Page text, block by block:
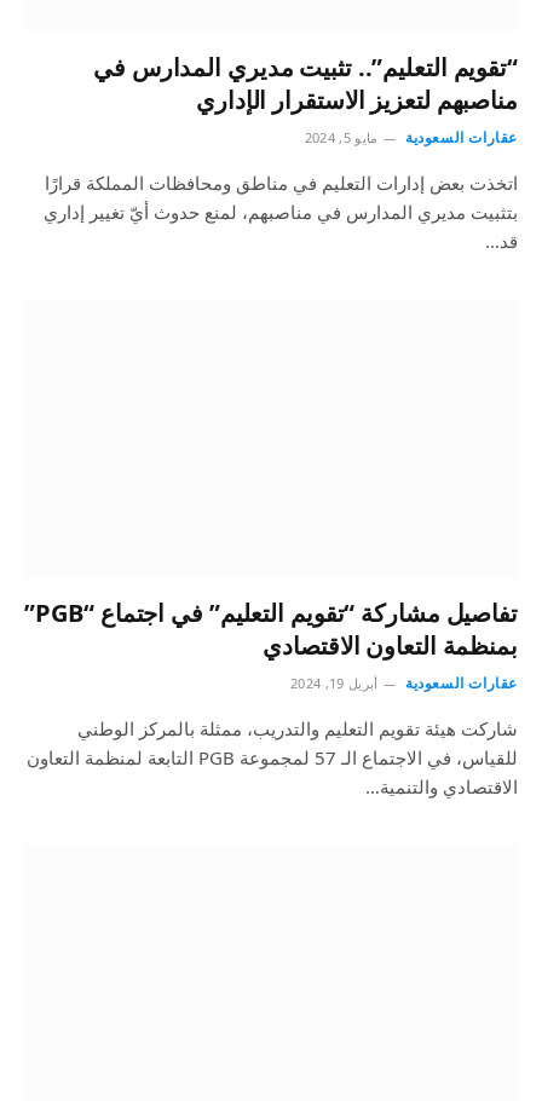
“تقويم التعليم”.. تثبيت مديري المدارس في
مناصبهم لتعزيز الاستقرار الإداري
عقارات السعودية مايو 5, 2024
اتخذت بعض إدارات التعليم في مناطق ومحافظات المملكة قرارًا
بتثبيت مديري المدارس في مناصبهم، لمنع حدوث أيّ تغيير إداري
قد…
تفاصيل مشاركة “تقويم التعليم” في اجتماع “PGB”
بمنظمة التعاون الاقتصادي
عقارات السعودية أبريل 19, 2024
شاركت هيئة تقويم التعليم والتدريب، ممثلة بالمركز الوطني
للقياس، في الاجتماع الـ 57 لمجموعة PGB التابعة لمنظمة التعاون
الاقتصادي والتنمية…